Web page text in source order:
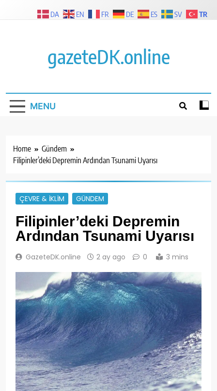
gazeteDK.online
MENU
Home
Gündem
Filipinler’deki Depremin Ardından Tsunami Uyarısı
ÇEVRE & İKLIM GÜNDEM
Filipinler’deki Depremin
Ardından Tsunami Uyarısı
GazeteDK.online 2 ay ago 0 3 mins
DA EN FR DE ES SV TR